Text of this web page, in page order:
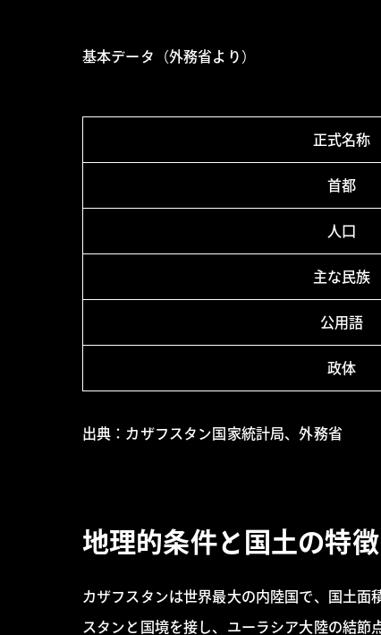
基本データ（外務省より）
正式名称
首都
人口
主な民族
公用語
政体
出典：カザフスタン国家統計局、外務省
地理的条件と国土の特徴
カザフスタンは世界最大の内陸国で、国土
スタンと国境を接し、ユーラシア大陸の結